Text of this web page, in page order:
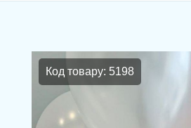
Код товару: 5198